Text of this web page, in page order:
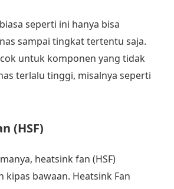
seperti ini hanya bisa
sampai tingkat tertentu saja.
untuk komponen yang tidak
terlalu tinggi, misalnya seperti
(HSF)
heatsink fan (HSF)
kipas bawaan. Heatsink Fan